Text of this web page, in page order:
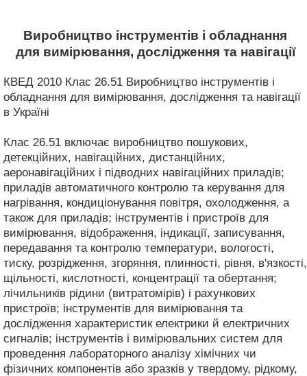
Виробництво інструментів і обладнання
для вимірювання, дослідження та навігації
КВЕД 2010 Клас 26.51 Виробництво інструментів і
обладнання для вимірювання, дослідження та навігації
в Україні
Клас 26.51 включає виробництво пошукових,
детекційних, навігаційних, дистанційних,
аеронавігаційних і підводних навігаційних приладів;
приладів автоматичного контролю та керування для
нагрівання, кондиціонування повітря, охолодження, а
також для приладів; інструментів і пристроїв для
вимірювання, відображення, індикації, записування,
передавання та контролю температури, вологості,
тиску, розрідження, згоряння, плинності, рівня, в'язкості,
щільності, кислотності, концентрації та обертання;
лічильників рідини (витратомірів) і рахункових
пристроїв; інструментів для вимірювання та
дослідження характеристик електрики й електричних
сигналів; інструментів і вимірювальних систем для
проведення лабораторного аналізу хімічних чи
фізичних компонентів або зразків у твердому, рідкому,